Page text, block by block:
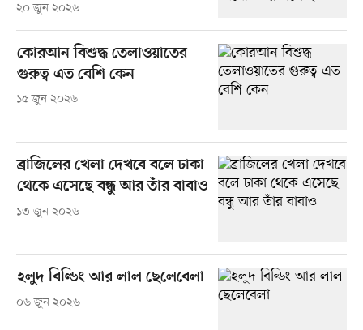
২০ জুন ২০২৬
কোরআন বিশুদ্ধ তেলাওয়াতের
গুরুত্ব এত বেশি কেন
১৫ জুন ২০২৬
ব্রাজিলের খেলা দেখবে বলে ঢাকা
থেকে এসেছে বন্ধু আর তাঁর বাবাও
১৩ জুন ২০২৬
হলুদ বিল্ডিং আর লাল ছেলেবেলা
০৬ জুন ২০২৬